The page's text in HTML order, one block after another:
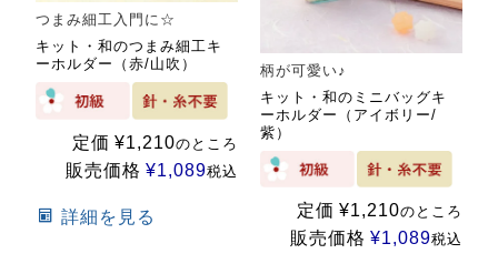
つまみ細工入門に☆
キット・和のつまみ細工キ
ーホルダー（赤/山吹）
定価 ¥1,210のところ
販売価格 ¥1,089税込
詳細を見る
柄が可愛い♪
キット・和のミニバッグキ
ーホルダー（アイボリー/
紫）
定価 ¥1,210のところ
販売価格 ¥1,089税込